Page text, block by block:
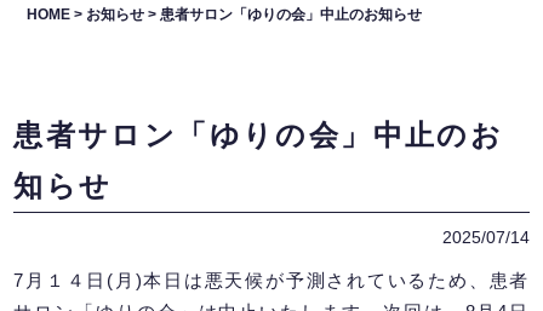
HOME > お知らせ >患者サロン「ゆりの会」中止のお知らせ
患者サロン「ゆりの会」中止のお
知らせ
2025/07/14
7月１４日(月)本日は悪天候が予測されているため、患者